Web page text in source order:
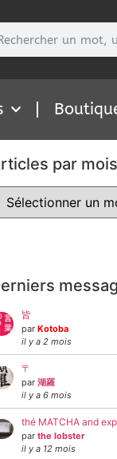
par mois
皆
par Kotoba
il y a 2 mois
〒
par 湖羅
il y a 6 mois
thé MATCHA and
par the lobster
il y a 12 mois